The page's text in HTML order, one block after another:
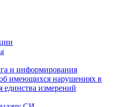
и информирования
имеющихся нарушениях в
единства измерений